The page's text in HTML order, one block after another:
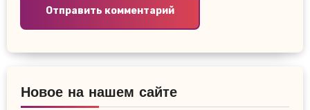
Новое на нашем сайте